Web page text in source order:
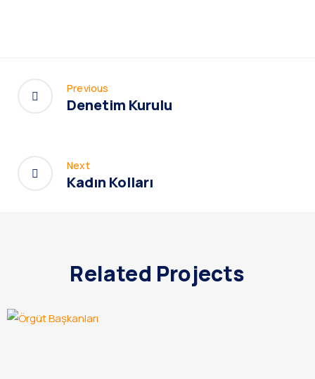
Previous
Denetim Kurulu
Next
Kadın Kolları
Related Projects